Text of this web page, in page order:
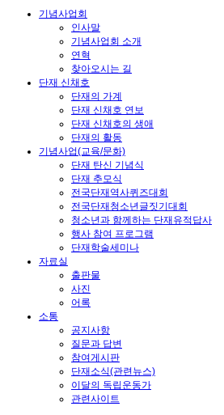
기념사업회
인사말
기념사업회 소개
연혁
찾아오시는 길
단재 신채호
단재의 가계
단재 신채호 연보
단재 신채호의 생애
단재의 활동
기념사업(교육/문화)
단재 탄신 기념식
단재 추모식
전국단재역사퀴즈대회
전국단재청소년글짓기대회
청소년과 함께하는 단재유적답사
행사 참여 프로그램
단재학술세미나
자료실
출판물
사진
어록
소통
공지사항
질문과 답변
참여게시판
단재소식(관련뉴스)
이달의 독립운동가
관련사이트